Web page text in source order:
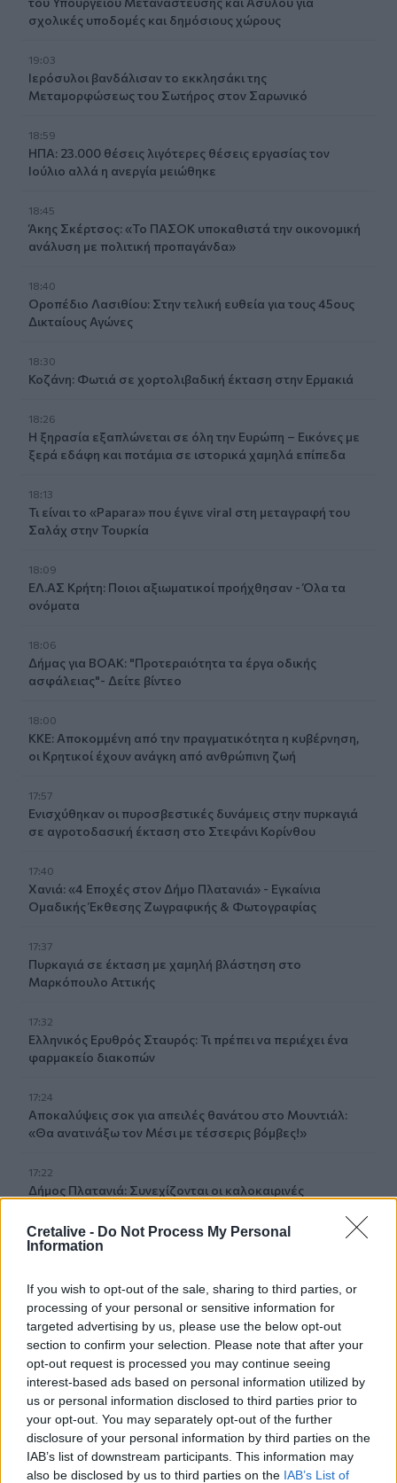
Cretalive - Do Not Process My Personal
Information
If you wish to opt-out of the sale, sharing to third parties, or
processing of your personal or sensitive information for
targeted advertising by us, please use the below opt-out
section to confirm your selection. Please note that after your
opt-out request is processed you may continue seeing
interest-based ads based on personal information utilized by
us or personal information disclosed to third parties prior to
your opt-out. You may separately opt-out of the further
disclosure of your personal information by third parties on the
IAB’s list of downstream participants. This information may
also be disclosed by us to third parties on the IAB’s List of
σχολικές υποδομές και δημόσιους χώρους
19:03
Ιερόσυλοι βανδάλισαν το εκκλησάκι της
Μεταμορφώσεως του Σωτήρος στον Σαρωνικό
18:59
ΗΠΑ: 23.000 θέσεις λιγότερες θέσεις εργασίας τον
Ιούλιο αλλά η ανεργία μειώθηκε
18:45
Άκης Σκέρτσος: «Το ΠΑΣΟΚ υποκαθιστά την οικονομική
ανάλυση με πολιτική προπαγάνδα»
18:40
Οροπέδιο Λασιθίου: Στην τελική ευθεία για τους 45ους
Δικταίους Αγώνες
18:30
Κοζάνη: Φωτιά σε χορτολιβαδική έκταση στην Ερμακιά
18:26
Η ξηρασία εξαπλώνεται σε όλη την Ευρώπη – Εικόνες με
ξερά εδάφη και ποτάμια σε ιστορικά χαμηλά επίπεδα
18:13
Τι είναι το «Papara» που έγινε viral στη μεταγραφή του
Σαλάχ στην Τουρκία
18:09
ΕΛ.ΑΣ Κρήτη: Ποιοι αξιωματικοί προήχθησαν - Όλα τα
ονόματα
18:06
Δήμας για ΒΟΑΚ: "Προτεραιότητα τα έργα οδικής
ασφάλειας"- Δείτε βίντεο
18:00
ΚΚΕ: Αποκομμένη από την πραγματικότητα η κυβέρνηση,
οι Κρητικοί έχουν ανάγκη από ανθρώπινη ζωή
17:57
Ενισχύθηκαν οι πυροσβεστικές δυνάμεις στην πυρκαγιά
σε αγροτοδασική έκταση στο Στεφάνι Κορίνθου
17:40
Χανιά: «4 Εποχές στον Δήμο Πλατανιά» - Εγκαίνια
Ομαδικής Έκθεσης Ζωγραφικής & Φωτογραφίας
17:37
Πυρκαγιά σε έκταση με χαμηλή βλάστηση στο
Μαρκόπουλο Αττικής
17:32
Ελληνικός Ερυθρός Σταυρός: Τι πρέπει να περιέχει ένα
φαρμακείο διακοπών
17:24
Aποκαλύψεις σοκ για απειλές θανάτου στο Μουντιάλ:
«Θα ανατινάξω τον Μέσι με τέσσερις βόμβες!»
17:22
Δήμος Πλατανιά: Συνεχίζονται οι καλοκαιρινές
Γη - Πολιτισμός- Τουρισμός”
Δήμος Ανωγείων: Ένταξη έργου αγροτικής οδοποιίας στο
Στρατηγικό Σχέδιο ΚΑΠ 2023–2027
17:10
Σε κατάσταση κινητοποίησης αύριο Σάββατο η Κρήτη
λόγω πολύ υψηλού κινδύνου πυρκαγιάς
16:55
Οι τουαλέτες στην Κνωσό και η μπάρα στο φαράγγι της
Σαμαριάς!